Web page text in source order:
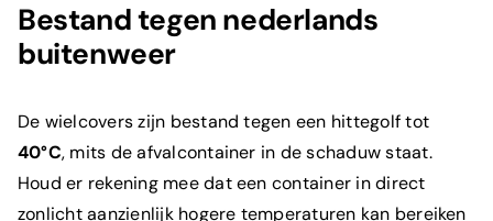
Bestand tegen nederlands
buitenweer
De wielcovers zijn bestand tegen een hittegolf tot
40°C, mits de afvalcontainer in de schaduw staat.
Houd er rekening mee dat een container in direct
zonlicht aanzienlijk hogere temperaturen kan bereiken